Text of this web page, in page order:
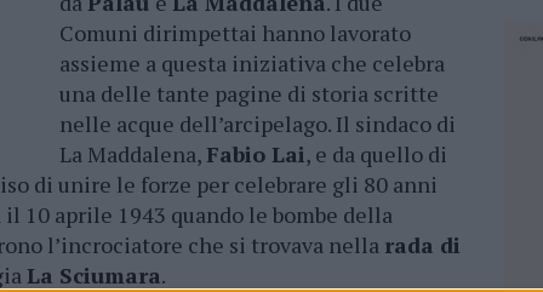
Comuni dirimpettai hanno lavorato
assieme a questa iniziativa che celebra
una delle tante pagine di storia scritte
nelle acque dell’arcipelago. Il sindaco di
La Maddalena, Fabio Lai, e da quello di
di unire le forze per celebrare gli 80 anni
10 aprile 1943 quando le bombe della
l’incrociatore che si trovava nella rada di
La Sciumara.